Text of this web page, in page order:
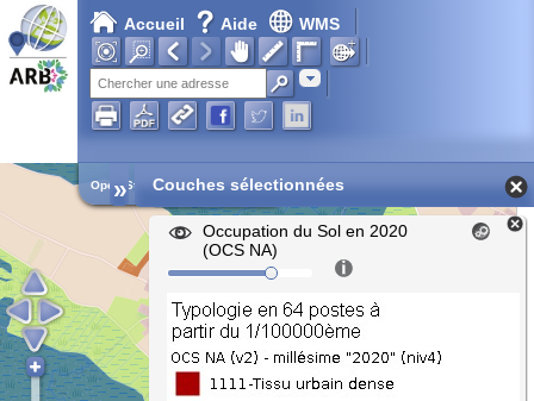
Accueil Aide WMS
Adresse
Open Street Map
» Couches sélectionnées
Occupation du Sol en 2020
(OCS NA)